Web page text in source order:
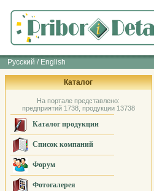
Русский / English
Каталог
На портале представлено:
предприятий 1738, продукции 13738
Каталог продукции
Список компаний
Форум
Фотогалерея